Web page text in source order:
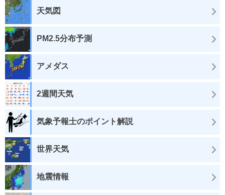
天気図
PM2.5分布予測
アメダス
2週間天気
気象予報士のポイント解説
世界天気
地震情報